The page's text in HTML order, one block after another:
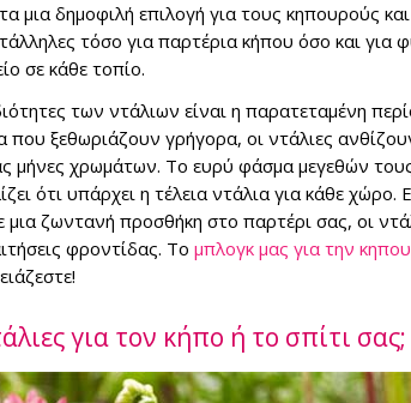
μια δημοφιλή επιλογή για τους κηπουρούς
τόσο για παρτέρια κήπου όσο και
σε κάθε τοπίο.
των ντάλιων είναι η παρατεταμένη
που ξεθωριάζουν γρήγορα, οι ντάλιες
χρωμάτων. Το ευρύ φάσμα μεγεθών τους,
ότι υπάρχει η τέλεια ντάλια για κάθε χώρο.
μια ζωντανή προσθήκη στο παρτέρι σας, οι
φροντίδας. Το μπλογκ μας για την
για τον κήπο ή το σπίτι σας;